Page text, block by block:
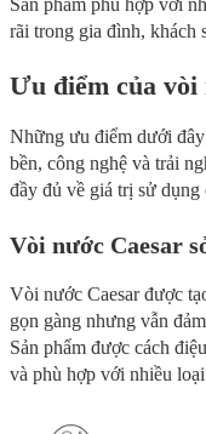
Sản phẩm phù hợp với
rãi trong gia đình, khách
Ưu điểm của vòi
Những ưu điểm dưới
bền, công nghệ và trải
đầy đủ về giá trị sử dụng
Vòi nước Caesar
Vòi nước Caesar được
gọn gàng nhưng vẫn
Sản phẩm được cách
và phù hợp với nhiều